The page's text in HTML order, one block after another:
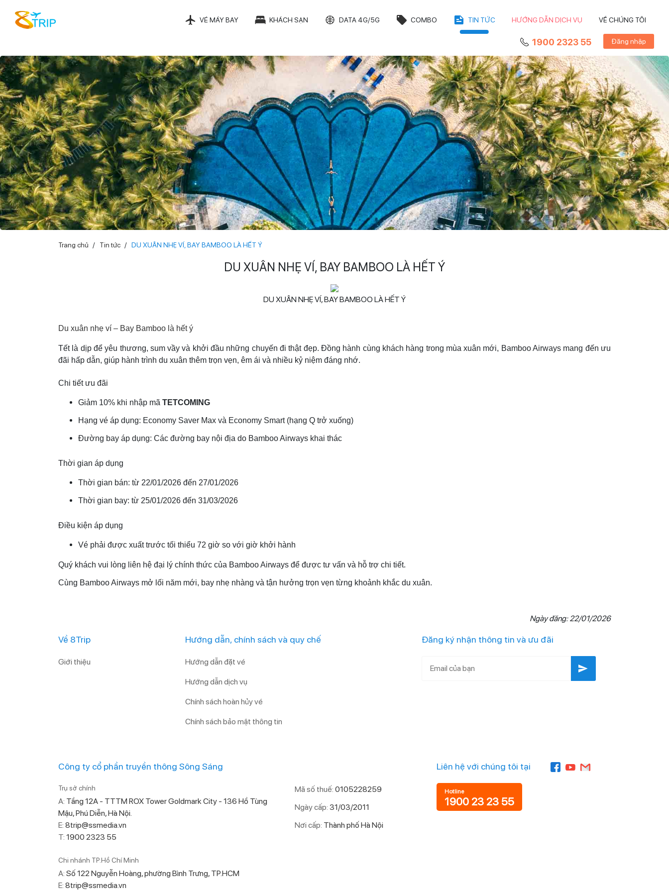
VÉ MÁY BAY KHÁCH SẠN DATA 4G/5G COMBO TIN TỨC HƯỚNG DẪN DỊCH VỤ VỀ CHÚNG TÔI
1900 2323 55 Đăng nhập
Trang chủ Tin tức DU XUÂN NHẸ VÍ, BAY BAMBOO LÀ HẾT Ý
DU XUÂN NHẸ VÍ, BAY BAMBOO LÀ HẾT Ý
DU XUÂN NHẸ VÍ, BAY BAMBOO LÀ HẾT Ý
Du xuân nhẹ ví – Bay Bamboo là hết ý
Tết là dịp để yêu thương, sum vầy và khởi đầu những chuyến đi thật đẹp. Đồng hành cùng khách hàng trong mùa xuân mới, Bamboo Airways mang đến ưu
đãi hấp dẫn, giúp hành trình du xuân thêm trọn vẹn, êm ái và nhiều kỷ niệm đáng nhớ.
Chi tiết ưu đãi
Giảm 10% khi nhập mã TETCOMING
Hạng vé áp dụng: Economy Saver Max và Economy Smart (hạng Q trở xuống)
Đường bay áp dụng: Các đường bay nội địa do Bamboo Airways khai thác
Thời gian áp dụng
Thời gian bán: từ 22/01/2026 đến 27/01/2026
Thời gian bay: từ 25/01/2026 đến 31/03/2026
Điều kiện áp dụng
Vé phải được xuất trước tối thiểu 72 giờ so với giờ khởi hành
Quý khách vui lòng liên hệ đại lý chính thức của Bamboo Airways để được tư vấn và hỗ trợ chi tiết.
Cùng Bamboo Airways mở lối năm mới, bay nhẹ nhàng và tận hưởng trọn vẹn từng khoảnh khắc du xuân.
Ngày đăng: 22/01/2026
Về 8Trip
Giới thiệu
Hướng dẫn, chính sách và quy chế
Hướng dẫn đặt vé
Hướng dẫn dịch vụ
Chính sách hoàn hủy vé
Chính sách bảo mật thông tin
Đăng ký nhận thông tin và ưu đãi
Công ty cổ phần truyền thông Sông Sáng
Trụ sở chính
A: Tầng 12A - TTTM ROX Tower Goldmark City - 136 Hồ Tùng
Mậu, Phú Diễn, Hà Nội.
E: 8trip@ssmedia.vn
T: 1900 2323 55
Chi nhánh TP.Hồ Chí Minh
A: Số 122 Nguyễn Hoàng, phường Bình Trưng, TP.HCM
E: 8trip@ssmedia.vn
Mã số thuế: 0105228259
Ngày cấp: 31/03/2011
Nơi cấp: Thành phố Hà Nội
Liên hệ với chúng tôi tại
Hotline
1900 23 23 55